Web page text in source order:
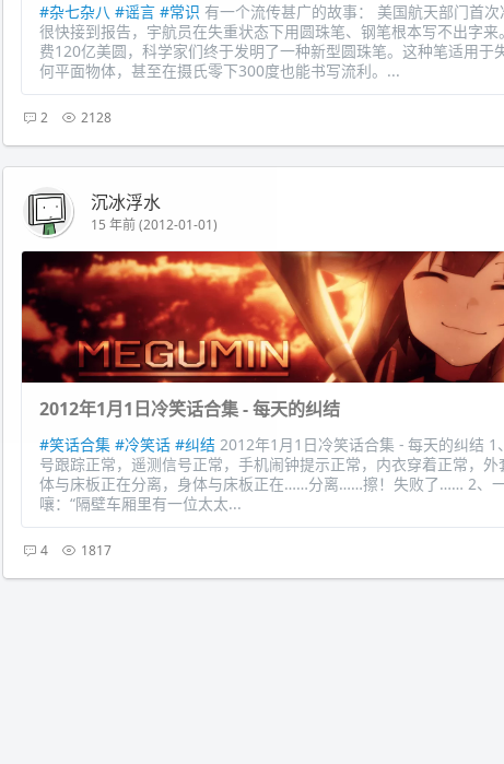
#杂七杂八 #谣言 #常识 有一个流传甚广的故事： 美国航天部门首
很快接到报告，宇航员在失重状态下用圆珠笔、钢笔根本写不出字
费120亿美圆，科学家们终于发明了一种新型圆珠笔。这种笔适用于
何平面物体，甚至在摄氏零下300度也能书写流利。...
2 2128
沉冰浮水
15 年前 (2012-01-01)
2012年1月1日冷笑话合集 - 每天的纠结
#笑话合集 #冷笑话 #纠结 2012年1月1日冷笑话合集 - 每天的纠结
号跟踪正常，遥测信号正常，手机闹钟提示正常，内衣穿着正常，
体与床板正在分离，身体与床板正在……分离……擦！失败了…… 2、
嚷：“隔壁车厢里有一位太太...
4 1817